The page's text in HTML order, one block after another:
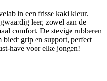
in een frisse kaki kleur.
leer, zowel aan de
comfort. De stevige rubberen
biedt grip en support, perfect
have voor elke jongen!